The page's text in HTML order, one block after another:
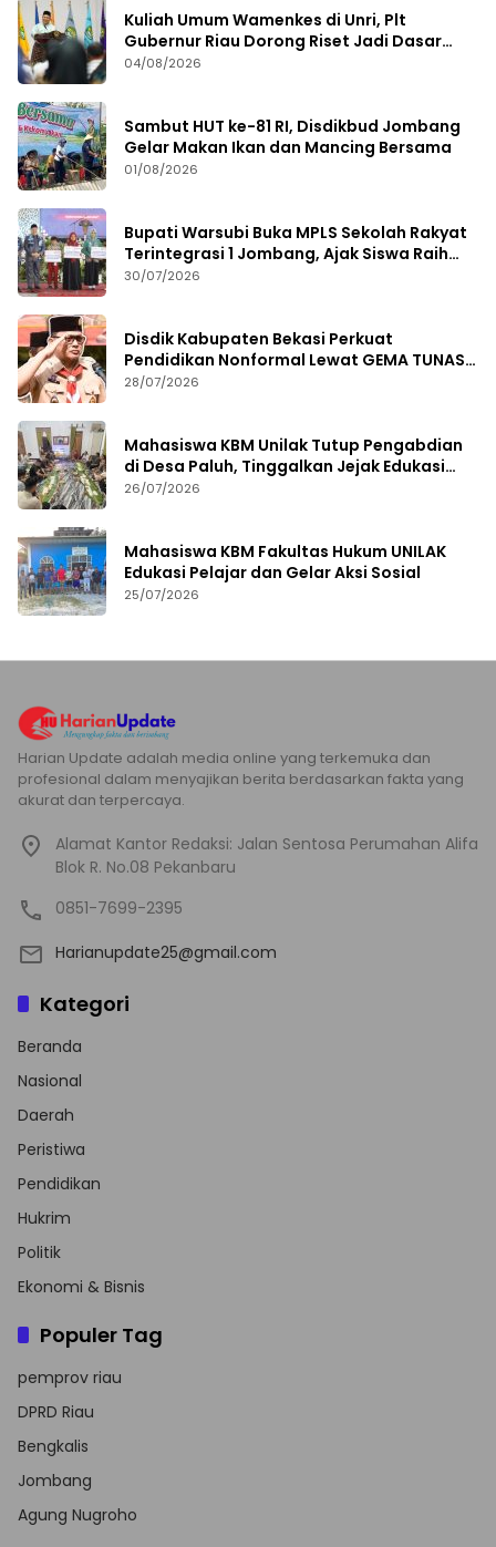
Kuliah Umum Wamenkes di Unri, Plt
Gubernur Riau Dorong Riset Jadi Dasar
Kebijakan Kesehatan
04/08/2026
Sambut HUT ke-81 RI, Disdikbud Jombang
Gelar Makan Ikan dan Mancing Bersama
01/08/2026
Bupati Warsubi Buka MPLS Sekolah Rakyat
Terintegrasi 1 Jombang, Ajak Siswa Raih
Prestasi
30/07/2026
Disdik Kabupaten Bekasi Perkuat
Pendidikan Nonformal Lewat GEMA TUNAS
2026
28/07/2026
Mahasiswa KBM Unilak Tutup Pengabdian
di Desa Paluh, Tinggalkan Jejak Edukasi
Hukum dan Aksi Sosial
26/07/2026
Mahasiswa KBM Fakultas Hukum UNILAK
Edukasi Pelajar dan Gelar Aksi Sosial
25/07/2026
Harian Update adalah media online yang terkemuka dan
profesional dalam menyajikan berita berdasarkan fakta yang
akurat dan terpercaya.
Alamat Kantor Redaksi: Jalan Sentosa Perumahan Alifa
Blok R. No.08 Pekanbaru
0851-7699-2395
Harianupdate25@gmail.com
Kategori
Beranda
Nasional
Daerah
Peristiwa
Pendidikan
Hukrim
Politik
Ekonomi & Bisnis
Populer Tag
pemprov riau
DPRD Riau
Bengkalis
Jombang
Agung Nugroho